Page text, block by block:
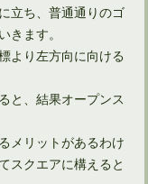
を変えればOK！
立ち、普通通りのゴ
ます。
より左方向に向ける
と、結果オープンス
メリットがあるわけ
スクエアに構えると